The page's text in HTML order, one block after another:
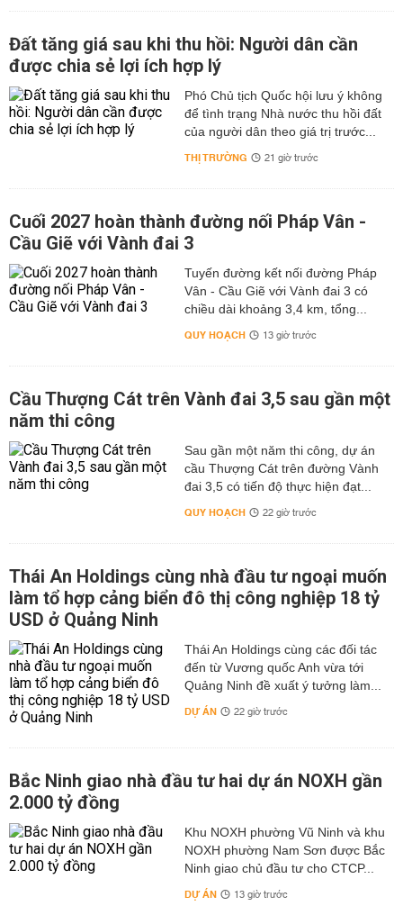
Đất tăng giá sau khi thu hồi: Người dân cần
được chia sẻ lợi ích hợp lý
Phó Chủ tịch Quốc hội lưu ý không
để tình trạng Nhà nước thu hồi đất
của người dân theo giá trị trước...
THỊ TRƯỜNG 21 giờ trước
Cuối 2027 hoàn thành đường nối Pháp Vân -
Cầu Giẽ với Vành đai 3
Tuyến đường kết nối đường Pháp
Vân - Cầu Giẽ với Vành đai 3 có
chiều dài khoảng 3,4 km, tổng...
QUY HOẠCH 13 giờ trước
Cầu Thượng Cát trên Vành đai 3,5 sau gần một
năm thi công
Sau gần một năm thi công, dự án
cầu Thượng Cát trên đường Vành
đai 3,5 có tiến độ thực hiện đạt...
QUY HOẠCH 22 giờ trước
Thái An Holdings cùng nhà đầu tư ngoại muốn
làm tổ hợp cảng biển đô thị công nghiệp 18 tỷ
USD ở Quảng Ninh
Thái An Holdings cùng các đối tác
đến từ Vương quốc Anh vừa tới
Quảng Ninh đề xuất ý tưởng làm...
DỰ ÁN 22 giờ trước
Bắc Ninh giao nhà đầu tư hai dự án NOXH gần
2.000 tỷ đồng
Khu NOXH phường Vũ Ninh và khu
NOXH phường Nam Sơn được Bắc
Ninh giao chủ đầu tư cho CTCP...
DỰ ÁN 13 giờ trước